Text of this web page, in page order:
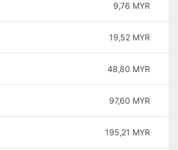
9,76 MYR
19,52 MYR
48,80 MYR
97,60 MYR
195,21 MYR